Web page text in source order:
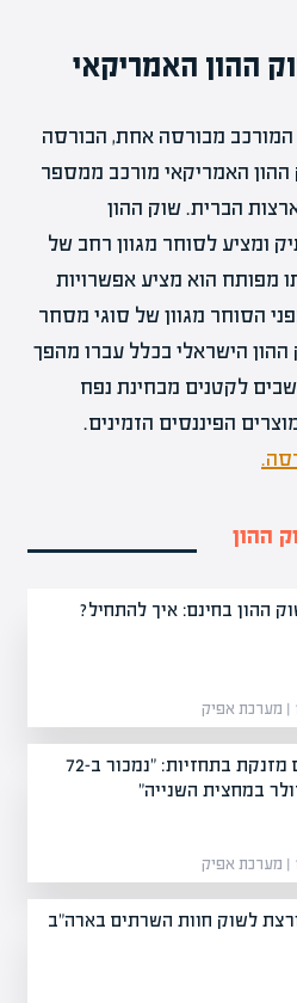
ההון האמריקאי
המורכב מבורסה אחת, הבורסה
ההון האמריקאי מורכב ממספר
הברית. שוק ההון
ומציע לסוחר מגוון רחב של
מפותח הוא מציע אפשרויות
הסוחר מגוון של סוגי מסחר
הישראלי בכלל עברו מהפך
לקטנים מבחינת נפח
הפיננסים הזמינים.
ההון
ההון בחינם: איך להתחיל?
טופ גאם מזנקת בתחזיות: "נמכור ב-72
במחצית השנייה"
לשוק חוות השרתים בארה"ב